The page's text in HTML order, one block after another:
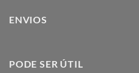
ENVIOS
PODE SER ÚTIL